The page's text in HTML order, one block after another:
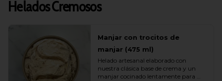
Helados Cremosos
Manjar con trocitos de
manjar (475 ml)
Helado artesanal elaborado con
nuestra clásica base de crema y un
manjar cocinado lentamente para